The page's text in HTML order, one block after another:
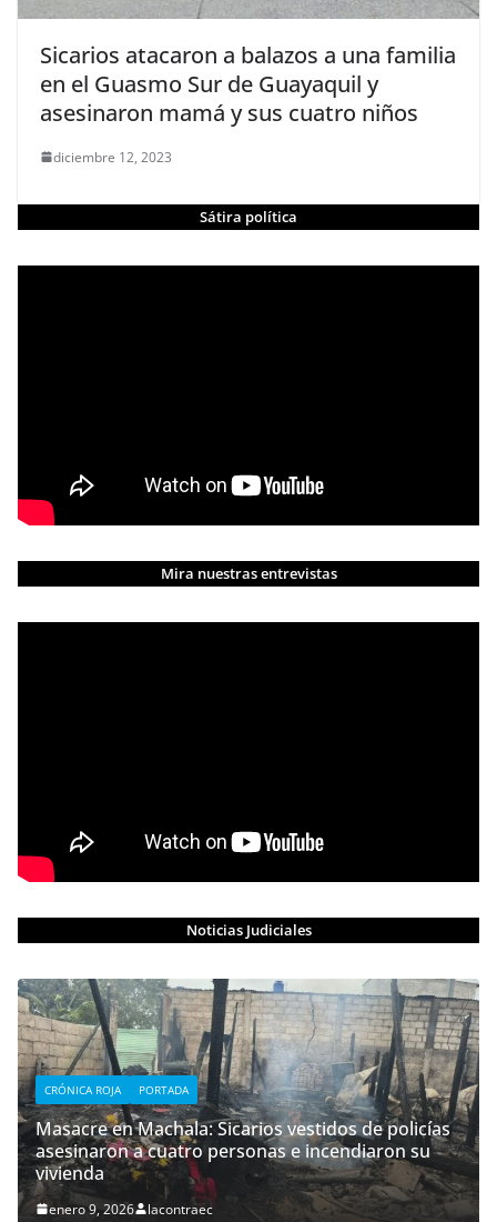
Sicarios atacaron a balazos a una familia
en el Guasmo Sur de Guayaquil y
asesinaron mamá y sus cuatro niños
diciembre 12, 2023
Sátira política
Mira nuestras entrevistas
Noticias Judiciales
CRÓNICA ROJA PORTADA
Masacre en Machala: Sicarios vestidos de policías
asesinaron a cuatro personas e incendiaron su
vivienda
enero 9, 2026 lacontraec